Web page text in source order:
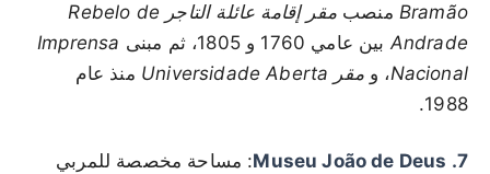
Bramão منصب
مقر إقامة عائلة التاجر Rebelo de
Andradeبين عامي 1760 و 1805، ثم مبنى
Imprensa
Nacional، ومقر Universidade Aberta
منذ عام
1988.
7. Museu João de Deus
: مساحة مخصصة للمربي